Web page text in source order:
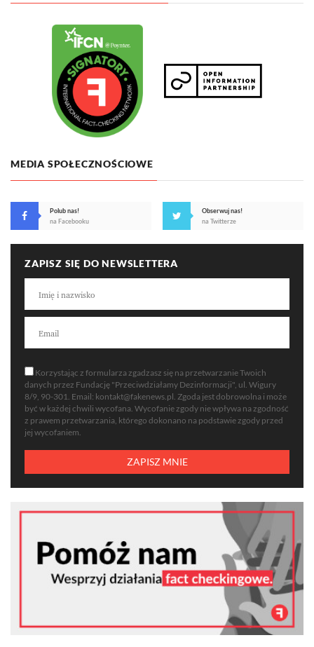
MEDIA SPOŁECZNOŚCIOWE
Polub nas!
na Facebooku
Obserwuj nas!
na Twitterze
ZAPISZ SIĘ DO NEWSLETTERA
Korzystając z formularza zgadzasz się na przetwarzanie Twoich
danych przez Fundację "Przeciwdziałamy Dezinformacji", ul. Wigury
8/9, 90-301. Email: kontakt@fakenews.pl . Zgoda jest dobrowolna i może
być w każdej chwili wycofana. Wycofanie zgody nie wpływa na zgodność
z prawem przetwarzania, którego dokonano na podstawie zgody przed
jej wycofaniem.